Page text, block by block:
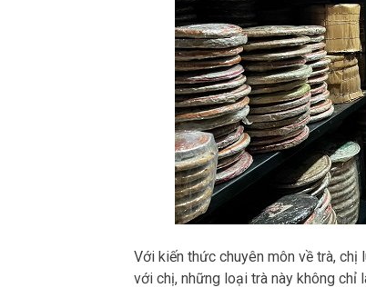
Với kiến thức chuyên môn về trà,
với chị, những loại trà này không chỉ